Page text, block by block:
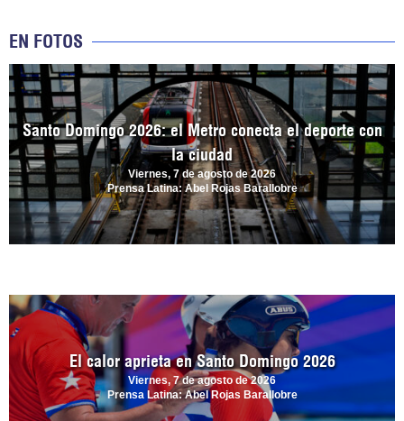
EN FOTOS
Santo Domingo 2026: el Metro conecta el deporte con
la ciudad
Viernes, 7 de agosto de 2026
Prensa Latina: Abel Rojas Barallobre
El calor aprieta en Santo Domingo 2026
Viernes, 7 de agosto de 2026
Prensa Latina: Abel Rojas Barallobre